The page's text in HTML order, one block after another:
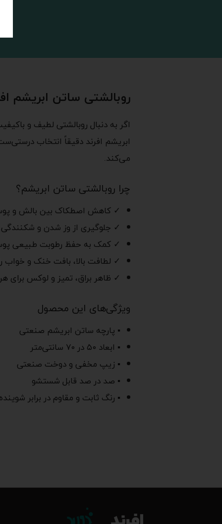
روبالشتی ساتن ابریشم
اگر به دنبال روبالشتی لطیف و
ابریشم افرند دقیقاً انتخاب
می‌کند.
چرا روبالشتی ساتن ابریشم؟
✓ کاهش اصطکاک بین بالش و
✓ جلوگیری از وز شدن و
✓ کمک به حفظ رطوبت طبیعی
✓ لطافت بالا، بافت خنک و خواب
✓ ظاهر براق، تمیز و لوکس برای
ویژگی‌های این محصول
▪ پارچه ساتن ابریشم صنعتی
▪ ابعاد ۵۰ در ۷۰ سانتی‌متر
▪ زیپ مخفی و دوخت صنعتی
▪ صد در صد قابل شستشو
▪ رنگ ثابت و مقاوم در برابر شوینده